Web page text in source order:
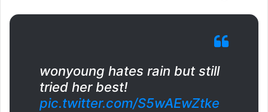
wonyoung hates rain but still
tried her best!
pic.twitter.com/S5wAEwZtke